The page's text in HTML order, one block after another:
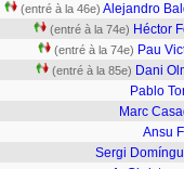
(entré à la 46e) Alejandro
(entré à la 74e) Héctor
(entré à la 74e) Pau
(entré à la 85e) Dani
Pablo
Marc
Ansu
Sergi